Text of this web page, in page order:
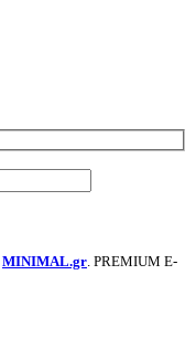
MINIMAL.gr . PREMIUM E-